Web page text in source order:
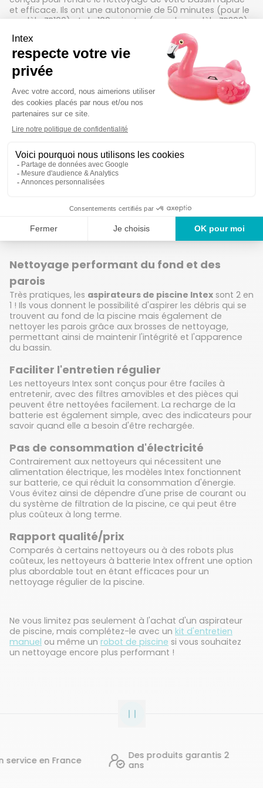
et efficace. Ils ont une autonomie de 50 minutes (pour le
modèle ZR100) et de 100 minutes (pour le modèle ZR200).
Ils sont capables de déloger les saletés, les feuilles et
autres débris qui se trouvent sur les parois et le fond de la
piscine.
- Sécurité et compatibilité :
Les nettoyeurs à batterie
Intex ont l'avantage d'être compatibles avec les piscines
hors sol et les spas. Pour plus de sécurité, ces aspirateurs
fonctionnent une fois immergé dans l'eau. Si ce n'est pas
le cas, le nettoyeur s'arrête automatiquement.
Les bonnes raisons de craquer
pour un aspirateur de piscine
Intex
Spécialement conçus pour vous faciliter la vie, les
nettoyeurs à batterie Intex deviendront vos meilleurs alliés
cet été.
Nettoyage performant du fond et des
parois
Très pratiques, les aspirateurs de piscine Intex sont 2 en
1 ! Ils vous donnent le possibilité d'aspirer les débris qui se
trouvent au fond de la piscine mais également de
nettoyer les parois grâce aux brosses de nettoyage,
permettant ainsi de maintenir l'intégrité et l'apparence
du bassin.
Faciliter l'entretien régulier
Les nettoyeurs Intex sont conçus pour être faciles à
entretenir, avec des filtres amovibles et des pièces qui
peuvent être nettoyées facilement. La recharge de la
batterie est également simple, avec des indicateurs pour
savoir quand elle a besoin d'être rechargée.
Pas de consommation d'électricité
Contrairement aux nettoyeurs qui nécessitent une
alimentation électrique, les modèles Intex fonctionnent
sur batterie, ce qui réduit la consommation d'énergie.
Vous évitez ainsi de dépendre d'une prise de courant ou
du système de filtration de la piscine, ce qui peut être
plus coûteux à long terme.
Rapport qualité/prix
Comparés à certains nettoyeurs ou à des robots plus
coûteux, les nettoyeurs à batterie Intex offrent une option
plus abordable tout en étant efficaces pour un
nettoyage régulier de la piscine.
Ne vous limitez pas seulement à l'achat d'un aspirateur
de piscine, mais complétez-le avec un kit d'entretien
manuel ou même un robot de piscine si vous souhaitez
un nettoyage encore plus performant !
en France
Des produits garantis 2
ans